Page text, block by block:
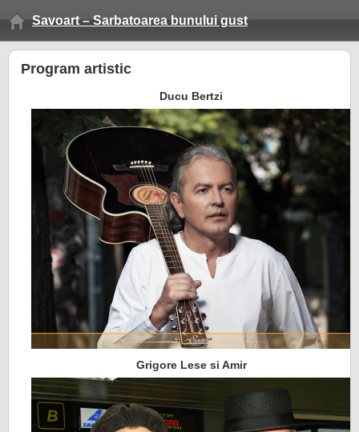
Savoart – Sarbatoarea bunului gust
Program artistic
Ducu Bertzi
Grigore Lese si Amir